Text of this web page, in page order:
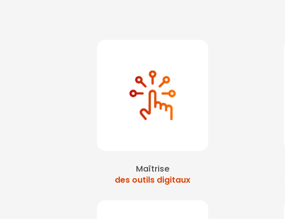
Maîtrise
des outils digitaux